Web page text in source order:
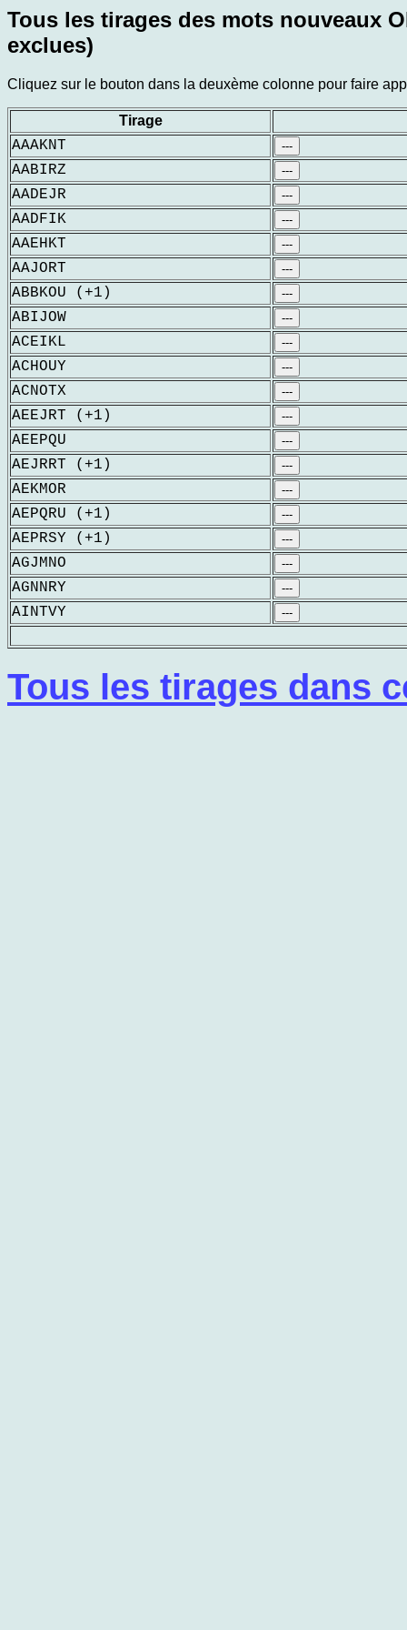
Tous les tirages des mots nouveaux
exclues)
Cliquez sur le bouton dans la deuxème colonne pour faire
Tirage
AAAKNT ---
AABIRZ ---
AADEJR ---
AADFIK ---
AAEHKT ---
AAJORT ---
ABBKOU (+1) ---
ABIJOW ---
ACEIKL ---
ACHOUY ---
ACNOTX ---
AEEJRT (+1) ---
AEEPQU ---
AEJRRT (+1) ---
AEKMOR ---
AEPQRU (+1) ---
AEPRSY (+1) ---
AGJMNO ---
AGNNRY ---
AINTVY ---
Tous les tirages dans